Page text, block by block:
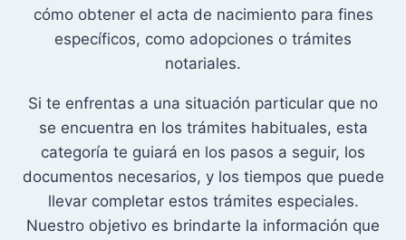
cómo obtener el acta de nacimiento para fines
específicos, como adopciones o trámites
notariales.
Si te enfrentas a una situación particular que no
se encuentra en los trámites habituales, esta
categoría te guiará en los pasos a seguir, los
documentos necesarios, y los tiempos que puede
llevar completar estos trámites especiales.
Nuestro objetivo es brindarte la información que